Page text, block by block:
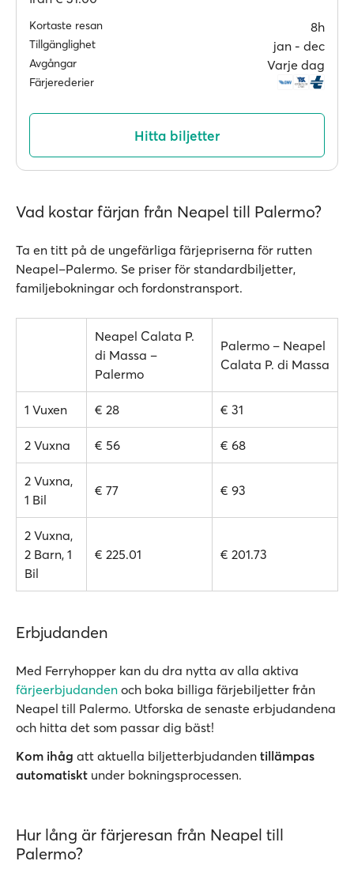
Kortaste resan 8h
Tillgänglighet jan ‐ dec
Avgångar Varje dag
Färjerederier
Hitta biljetter
Vad kostar färjan från Neapel till Palermo?
Ta en titt på de ungefärliga färjepriserna för rutten
Neapel–Palermo. Se priser för standardbiljetter,
familjebokningar och fordonstransport.
Neapel Calata P.
di Massa –
Palermo
Palermo – Neapel
Calata P. di Massa
1 Vuxen € 28 € 31
2 Vuxna € 56 € 68
2 Vuxna,
1 Bil
€ 77 € 93
2 Vuxna,
2 Barn, 1
Bil
€ 225.01 € 201.73
Erbjudanden
Med Ferryhopper kan du dra nytta av alla aktiva
färjeerbjudanden och boka billiga färjebiljetter från
Neapel till Palermo. Utforska de senaste erbjudandena
och hitta det som passar dig bäst!
Kom ihåg att aktuella biljetterbjudanden tillämpas
automatiskt under bokningsprocessen.
Hur lång är färjeresan från Neapel till
Palermo?